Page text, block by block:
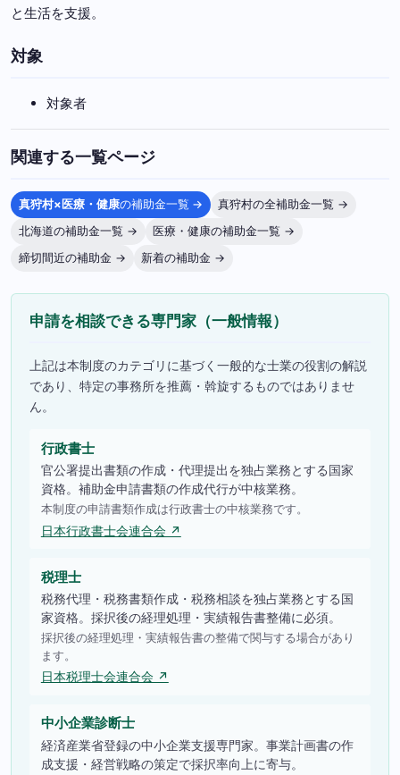
と生活を支援。
対象
対象者
関連する一覧ページ
真狩村×医療・健康の補助金一覧 →
真狩村の全補助金一覧 →
北海道の補助金一覧 →
医療・健康の補助金一覧 →
締切間近の補助金 →
新着の補助金 →
申請を相談できる専門家（一般情報）
上記は本制度のカテゴリに基づく一般的な士業の役割の解説
であり、特定の事務所を推薦・斡旋するものではありませ
ん。
行政書士
官公署提出書類の作成・代理提出を独占業務とする国家
資格。補助金申請書類の作成代行が中核業務。
本制度の申請書類作成は行政書士の中核業務です。
日本行政書士会連合会 ↗
税理士
税務代理・税務書類作成・税務相談を独占業務とする国
家資格。採択後の経理処理・実績報告書整備に必須。
採択後の経理処理・実績報告書の整備で関与する場合があり
ます。
日本税理士会連合会 ↗
中小企業診断士
経済産業省登録の中小企業支援専門家。事業計画書の作
成支援・経営戦略の策定で採択率向上に寄与。